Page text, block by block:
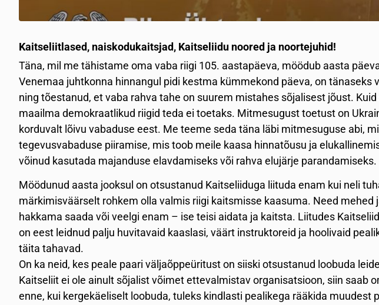
Kaitseliitlased, naiskodukaitsjad, Kaitseliidu noored ja noortejuhid!
Täna, mil me tähistame oma vaba riigi 105. aastapäeva, möödub aasta
Venemaa juhtkonna hinnangul pidi kestma kümmekond päeva, on
ning tõestanud, et vaba rahva tahe on suurem mistahes sõjalisest jõust.
maailma demokraatlikud riigid teda ei toetaks. Mitmesugust toetust on
korduvalt lõivu vabaduse eest. Me teeme seda täna läbi mitmesuguse abi,
tegevusvabaduse piiramise, mis toob meile kaasa hinnatõusu ja
võinud kasutada majanduse elavdamiseks või rahva elujärje parandamiseks.
Möödunud aasta jooksul on otsustanud Kaitseliiduga liituda enam kui neli
märkimisväärselt rohkem olla valmis riigi kaitsmisse kaasuma. Need
hakkama saada või veelgi enam – ise teisi aidata ja kaitsta. Liitudes
on eest leidnud palju huvitavaid kaaslasi, väärt instruktoreid ja hoolivaid
täita tahavad.
On ka neid, kes peale paari väljaõppeüritust on siiski otsustanud loobuda
Kaitseliit ei ole ainult sõjalist võimet ettevalmistav organisatsioon, siin saab
enne, kui kergekäeliselt loobuda, tuleks kindlasti pealikega rääkida